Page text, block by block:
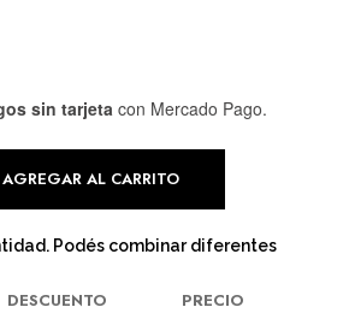
sin tarjeta con Mercado Pago.
AGREGAR AL CARRITO
Podés combinar diferentes
DESCUENTO
PRECIO